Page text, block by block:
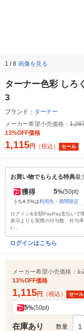
1 / 8 画像を見る
ターナー色彩 しろ
3
ブランド： ターナー
メーカー希望小売価格：
13%OFF価格
1,115円 （税込） セール
お買い物でもらえる特典最
獲得 5%(50pt)
うち4.5%は利用先・期間限定
ログイン&全額PayPay支払いで
表示よりも実際の付与数、付与
い。
ログインはこちら
メーカー希望小売価格：
13%OFF価格
1,115円 （税込） セール
5%(50pt)
在庫あり 数量 1